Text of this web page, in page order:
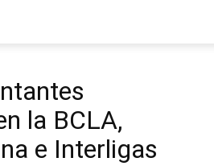
la BCLA,
e Interligas